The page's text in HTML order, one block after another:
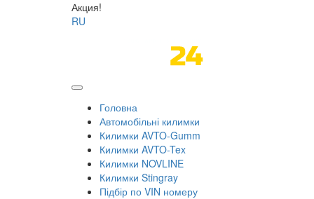
Акция!
RU
Головна
Автомобільні килимки
Килимки AVTO-Gumm
Килимки AVTO-Tex
Килимки NOVLINE
Килимки Stingray
Підбір по VIN номеру